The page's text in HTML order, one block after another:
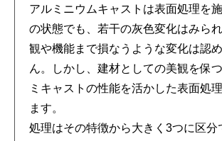
アルミニウムキャストは表面処理を
の状態でも、若干の灰色変化はみら
観や機能まで損なうような変化は認
ん。しかし、建材としての美観を保
ミキャストの性能を活かした表面処
ます。
処理はその特徴から大きく3つに区分